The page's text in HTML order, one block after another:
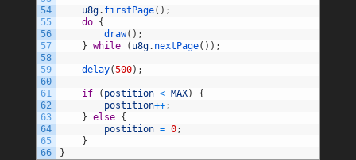
54
55
56
57
58
59
60
61
62
63
64
65
66
u8g. firstPage( ) ;
do {
draw( ) ;
} while ( u8g. nextPage( ) ) ;
delay(500) ;
if ( postition < MAX)
{
postition++;
} else {
postition = 0;
}
}